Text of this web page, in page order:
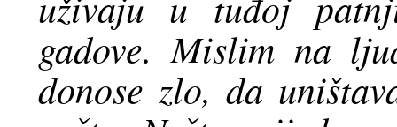
gadove. Mislim na
donose zlo, da